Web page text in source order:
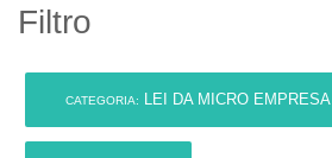
Filtro
CATEGORIA: LEI DA MICRO EMPRESA